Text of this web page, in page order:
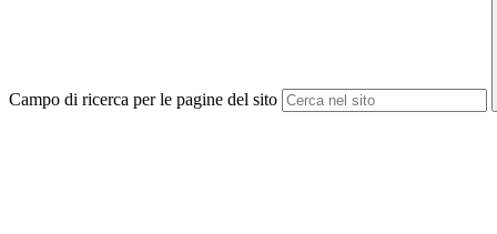
Campo di ricerca per le pagine del sito